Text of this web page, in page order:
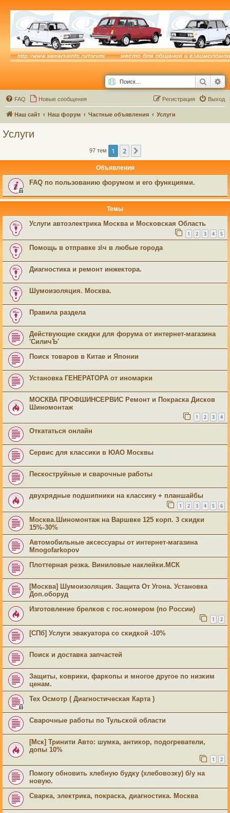
Поиск
FAQ Новые сообщения Выход
Регистрация
Наш сайт Наш форум Частные объявления Услуги
Услуги
97 тем 1 2
Объявления
FAQ по пользованию форумом и его функциями.
Темы
Услуги автоэлектрика Москва и Московская Область
1 2 3 4 5
Помощь в отправке з\ч в любые города
Диагностика и ремонт инжектора.
Шумоизоляция. Москва.
Правила раздела
Действующие скидки для форума от интернет-магазина
'СиличЪ'
Поиск товаров в Китае и Японии
Установка ГЕНЕРАТОРА от иномарки
МОСКВА ПРОФШИНСЕРВИС Ремонт и Покраска Дисков
Шиномонтаж
1 2 3 4
Откататься онлайн
Сервис для классики в ЮАО Москвы
Пескоструйные и сварочные работы
двухрядные подшипники на классику + планшайбы
1 2 3 4 5 6
Москва.Шиномонтаж на Варшвке 125 корп. 3 скидки
15%-30%
Автомобильные аксессуары от интернет-магазина
Mnogofarkopov
Плоттерная резка. Виниловые наклейки.МСК
[Москва] Шумоизоляция. Защита От Угона. Установка
Доп.оборуд
Изготовление брелков с гос.номером (по России)
1 2
[СПб] Услуги эвакуатора со скидкой -10%
Поиск и доставка запчастей
Защиты, коврики, фаркопы и многое другое по низким
ценам.
Тех Осмотр ( Диагностическая Карта )
Сварочные работы по Тульской области
[Мск] Тринити Авто: шумка, антикор, подогреватели,
допы 10%
1 2
Помогу обновить хлебную будку (хлебовозку) б/у на
новую.
Сварка, электрика, покраска, диагностика. Москва